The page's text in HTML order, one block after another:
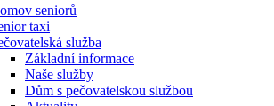
seniorů
taxi
služba
Základní informace
Naše služby
Dům s pečovatelskou službou